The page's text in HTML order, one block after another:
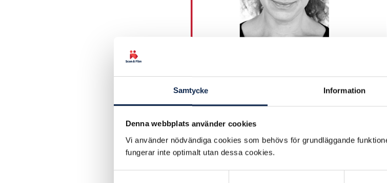
Samtycke Information
Denna webbplats använder cookies
Vi använder nödvändiga cookies som behövs för grundläggande
fungerar inte optimalt utan dessa cookies.